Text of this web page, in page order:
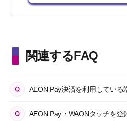
関連するFAQ
AEON Pay決済を利用している
AEON Pay・WAONタッチを